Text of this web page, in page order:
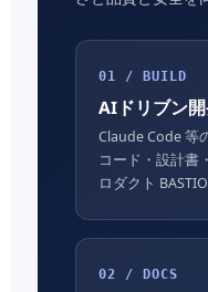
01 / BUILD
AIドリブン
Claude Code 等
コード・設計書
ロダクト
02 / DOCS